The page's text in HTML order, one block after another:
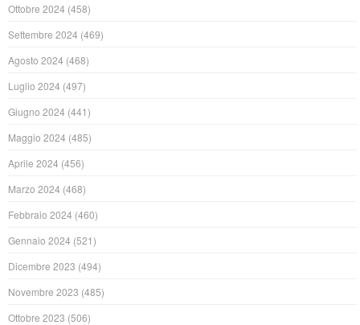
Ottobre 2024 (458)
Settembre 2024 (469)
Agosto 2024 (468)
Luglio 2024 (497)
Giugno 2024 (441)
Maggio 2024 (485)
Aprile 2024 (456)
Marzo 2024 (468)
Febbraio 2024 (460)
Gennaio 2024 (521)
Dicembre 2023 (494)
Novembre 2023 (485)
Ottobre 2023 (506)